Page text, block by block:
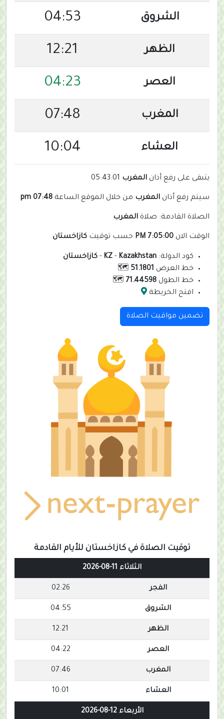
الشروق 04:53
الظهر 12:21
العصر 04:23
المغرب 07:48
العشاء 10:04
يتبقى على رفع أذان المغرب 05:43:00
سيتم رفع أذان المغرب من خلال الموقع الساعة 07:48 pm
الصلاة القادمة: صلاة المغرب
الوقت الان 7:05:01 PM حسب توقيت كازاخستان
كود الدولة: KZ - Kazakhstan
- كازاخستان
خط العرض 51.1801
🗺️
خط الطول 71.44598
🗺️
افتح الخريطة
تضمين مواقيت الصلاة
توقيت الصلاة في كازاخستان للأيام القادمة
الثلاثاء 11-08-2026
الفجر 02:26
الشروق 04:55
الظهر 12:21
العصر 04:22
المغرب 07:46
العشاء 10:01
الأربعاء 12-08-2026